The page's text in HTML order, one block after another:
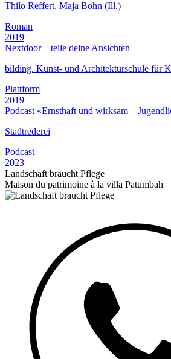
Thilo Reffert, Maja Bohn (Ill.)
Roman
2019
Nextdoor – teile deine Ansichten
bilding. Kunst- und Architekturschule für
Plattform
2019
Podcast «Ernsthaft und wirksam –
Stadtrederei
Podcast
2023
Landschaft braucht Pflege
Maison du patrimoine à la villa Patumbah